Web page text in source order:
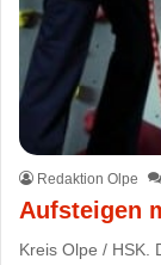
Redaktion Olpe
Aufsteigen
Kreis Olpe / HSK.